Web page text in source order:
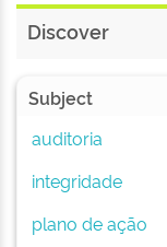
Discover
Subject
auditoria
integridade
plano de ação